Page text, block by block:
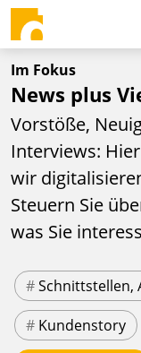
Im Fokus
News plus
Vorstöße,
Interviews:
wir
Steuern Sie
was Sie
#Schnittstellen,
# Kundenstory